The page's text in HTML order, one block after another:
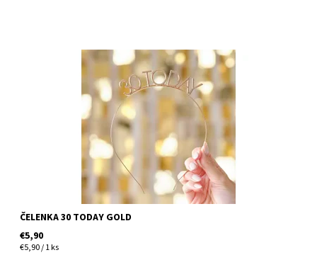
čelenka zlata 30 to day 1ks v ableni velkost uni
ČELENKA 30 TODAY GOLD
€5,90
€5,90 / 1 ks